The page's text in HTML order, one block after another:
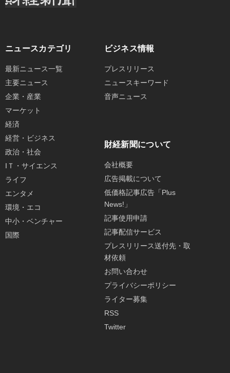
ニュースカテゴリ
最新ニュース一覧
主要ニュース
企業・産業
マーケット
経済
経営・ビジネス
政治・社会
IＴ・サイエンス
ライフ
エンタメ
環境・エコ
中小・ベンチャー
国際
ビジネス情報
プレスリリース
ニュースキーワード
音声ニュース
財経新聞について
会社概要
広告掲載について
低価格記事広告「Plus
News!」
記事使用申請
記事配信サービス
プレスリリース送付先・取
材依頼
お問い合わせ
プライバシーポリシー
ライター募集
RSS
Twitter